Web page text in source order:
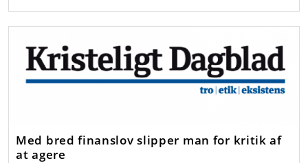
Med bred finanslov slipper man for kritik af
at agere